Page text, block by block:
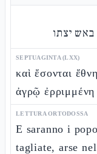
באש יצתו
SEPTUAGINTA (LXX)
καὶ ἔσονται
ἀγρῷ
LETTURA ORTODOSSA
E saranno i
tagliate, arse